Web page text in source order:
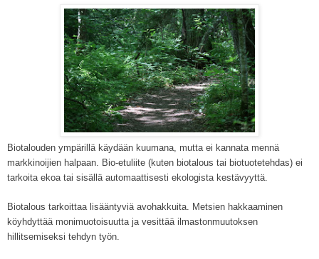
Biotalouden ympärillä käydään kuumana, mutta ei kannata mennä
markkinoijien halpaan. Bio-etuliite (kuten biotalous tai biotuotetehdas) ei
tarkoita ekoa tai sisällä automaattisesti ekologista kestävyyttä.
Biotalous tarkoittaa lisääntyviä avohakkuita. Metsien hakkaaminen
köyhdyttää monimuotoisuutta ja vesittää ilmastonmuutoksen
hillitsemiseksi tehdyn työn.